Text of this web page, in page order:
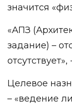
значится
«АПЗ
задание) –
Целевое
– «ведение